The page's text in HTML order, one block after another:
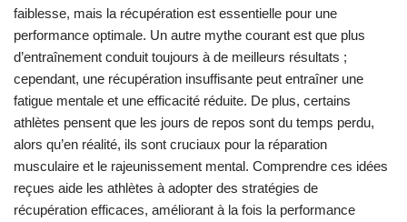
faiblesse, mais la récupération est essentielle pour une
performance optimale. Un autre mythe courant est que plus
d’entraînement conduit toujours à de meilleurs résultats ;
cependant, une récupération insuffisante peut entraîner une
fatigue mentale et une efficacité réduite. De plus, certains
athlètes pensent que les jours de repos sont du temps perdu,
alors qu’en réalité, ils sont cruciaux pour la réparation
musculaire et le rajeunissement mental. Comprendre ces idées
reçues aide les athlètes à adopter des stratégies de
récupération efficaces, améliorant à la fois la performance